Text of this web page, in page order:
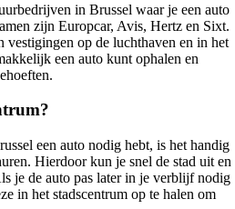
in Brussel waar je een auto
zijn Europcar, Avis, Hertz en Sixt.
vestigingen op de luchthaven en in het
een auto kunt ophalen en
een auto nodig hebt, is het handig
Hierdoor kun je snel de stad uit en
je de auto pas later in je verblijf nodig
in het stadscentrum op te halen om